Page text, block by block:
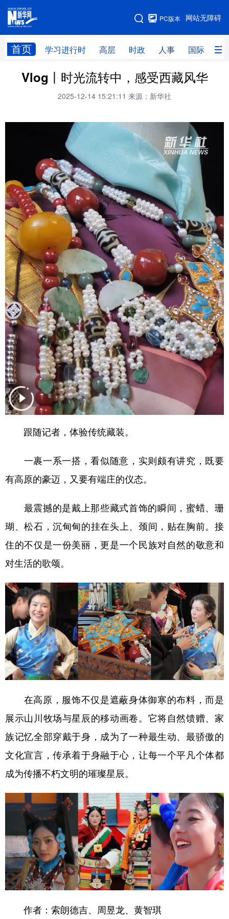
网站无障碍
PC版本
首页 学习进行时 高层 时政 人事 国际 财
网站地图
学习进行时 高层 时政 人事
财经 网评
量子 体育
文化 书画 健康 军事
访谈 视频 图片 政务
法律 中央文件 金融
食品 人居 数字经济
学术中国 乡村振兴 银龄 溯源中国
城市 旅游 能源 会展
彩票 娱乐 时尚 悦读
公益 一带一路 亚太网 上市公司
文化产业
地方频道
北京 天津 山西
山东 河南 湖北 湖南
广东 广西 海南
四川 贵州 云南 西藏
陕西 甘肃 青海 宁夏
新疆 内蒙古 黑龙江
多语种频道
English Español Français عربى
Русский язык 日本語 한국어
Deutsch Português
Vlog丨时光流转中，感受西藏风华
2025-12-14 15:21:11 来源：新华社
跟随记者，体验传统藏装。
一裹一系一搭，看似随意，实则颇有讲究，既要
有高原的豪迈，又要有端庄的仪态。
最震撼的是戴上那些藏式首饰的瞬间，蜜蜡、珊
瑚、松石，沉甸甸的挂在头上、颈间，贴在胸前。接
住的不仅是一份美丽，更是一个民族对自然的敬意和
对生活的歌颂。
在高原，服饰不仅是遮蔽身体御寒的布料，而是
展示山川牧场与星辰的移动画卷。它将自然馈赠、家
族记忆全部穿戴于身，成为了一种最生动、最骄傲的
文化宣言，传承着于身融于心，让每一个平凡个体都
成为传播不朽文明的璀璨星辰。
作者：索朗德吉、周昱龙、黄智琪